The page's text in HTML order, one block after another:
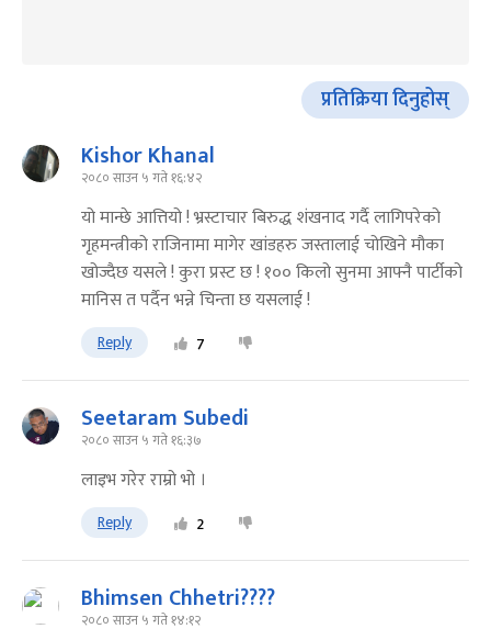
प्रतिक्रिया दिनुहोस्
Kishor Khanal
२०८० साउन ५ गते १६:४२
यो मान्छे आत्तियो ! भ्रस्टाचार बिरुद्ध शंखनाद गर्दै लागिपरेको
गृहमन्त्रीको राजिनामा मागेर खांडहरु जस्तालाई चोखिने मौका
खोज्दैछ यसले ! कुरा प्रस्ट छ ! १०० किलो सुनमा आफ्नै पार्टीको
मानिस त पर्दैन भन्ने चिन्ता छ यसलाई !
Reply 7
Seetaram Subedi
२०८० साउन ५ गते १६:३७
लाइभ गरेर राम्रो भो ।
Reply 2
Bhimsen Chhetri????
२०८० साउन ५ गते १४:१२